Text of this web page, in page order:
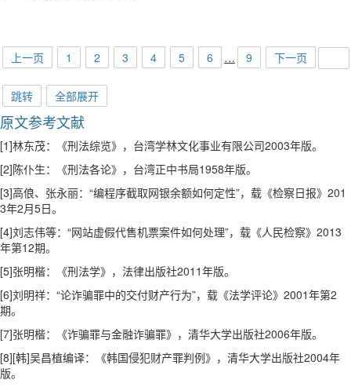
上一页 1 2 3 4 5 6 … 9 下一页
跳转 全部展开
原文参考文献
[1]林东茂：《刑法综览》，台湾学林文化事业有限公司2003年版。
[2]陈仆生：《刑法各论》，台湾正中书局1958年版。
[3]高俍、张永丽：“编程序截取网银余额如何定性”，载《检察日报》201
3年2月5日。
[4]刘志伟等：“网站虚假代售机票案件如何处理”，载《人民检察》2013
年第12期。
[5]张明楷：《刑法学》，法律出版社2011年版。
[6]刘明祥：“论诈骗罪中的交付财产行为”，载《法学评论》2001年第2
期。
[7]张明楷：《诈骗罪与金融诈骗罪》，清华大学出版社2006年版。
[8][韩]吴昌植编译：《韩国侵犯财产罪判例》，清华大学出版社2004年
版。